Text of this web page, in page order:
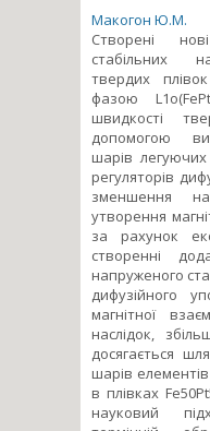
Макогон Ю.М.
Створені
стабільних
твердих
фазою
швидкості
допомогою
шарів
регуляторів
зменшення
утворення
за рахунок
створенні
напруженого
дифузійного
магнітної
наслідок,
досягається
шарів
в плівках
науковий